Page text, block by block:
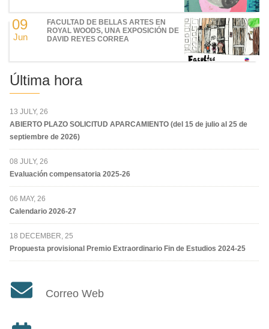
09
Jun
FACULTAD DE BELLAS ARTES EN
ROYAL WOODS, UNA EXPOSICIÓN DE
DAVID REYES CORREA
Última hora
13 JULY, 26
ABIERTO PLAZO SOLICITUD APARCAMIENTO (del 15 de julio al 25 de
septiembre de 2026)
08 JULY, 26
Evaluación compensatoria 2025-26
06 MAY, 26
Calendario 2026-27
18 DECEMBER, 25
Propuesta provisional Premio Extraordinario Fin de Estudios 2024-25
Correo Web